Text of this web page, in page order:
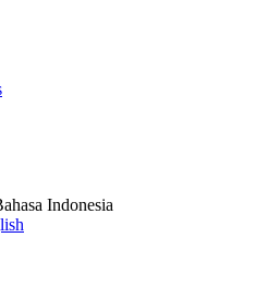
Indonesia